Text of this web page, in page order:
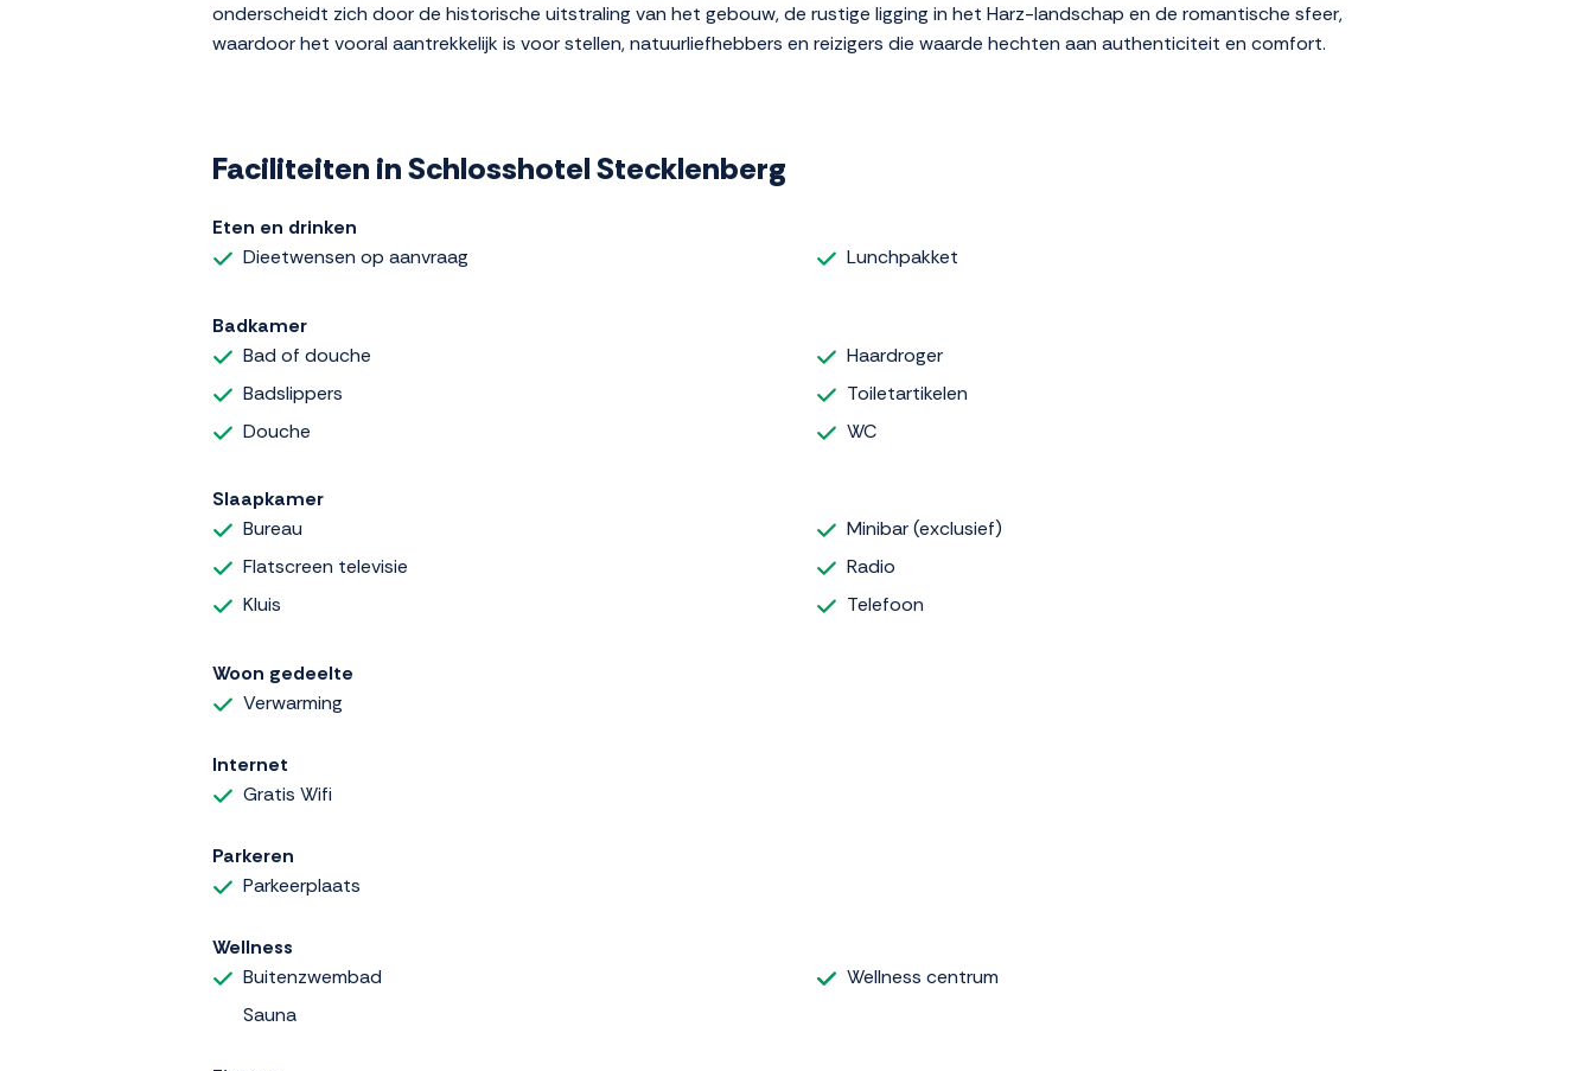
onderscheidt zich door de historische uitstraling van het gebouw, de rustige ligging in het Harz-landschap en de romantische sfeer,
waardoor het vooral aantrekkelijk is voor stellen, natuurliefhebbers en reizigers die waarde hechten aan authenticiteit en comfort.
Faciliteiten in Schlosshotel Stecklenberg
Eten en drinken
Dieetwensen op aanvraag
Lunchpakket
Badkamer
Bad of douche
Badslippers
Douche
Haardroger
Toiletartikelen
WC
Slaapkamer
Bureau
Flatscreen televisie
Kluis
Minibar (exclusief)
Radio
Telefoon
Woon gedeelte
Verwarming
Internet
Gratis Wifi
Parkeren
Parkeerplaats
Wellness
Buitenzwembad
Sauna
Wellness centrum